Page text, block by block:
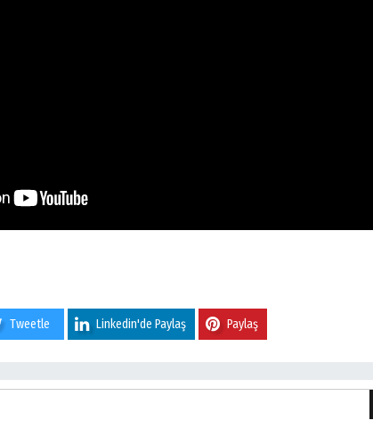
Tweetle Linkedin'de Paylaş Paylaş